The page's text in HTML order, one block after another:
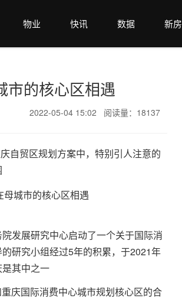
物业 快讯 数据 新房
市的核心区相遇
2022-05-04 15:02 阅读量：18137
自贸区规划方案中，特别引人注意的
发展研究中心启动了一个关于国际消
研究小组经过5年的积累，于2021年
其中之一
庆国际消费中心城市规划核心区的合